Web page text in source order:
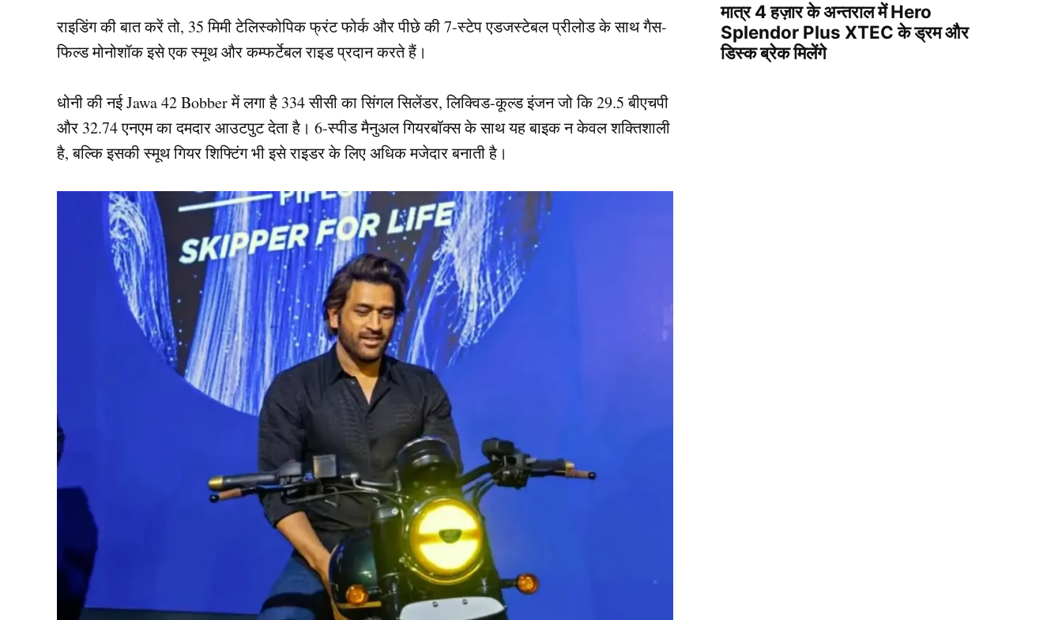
राइडिंग की बात करें तो, 35 मिमी टेलिस्कोपिक फ्रंट फोर्क और पीछे की 7-स्टेप एडजस्टेबल प्रीलोड के साथ गैस-
फिल्ड मोनोशॉक इसे एक स्मूथ और कम्फर्टेबल राइड प्रदान करते हैं।
धोनी की नई Jawa 42 Bobber में लगा है 334 सीसी का सिंगल सिलेंडर, लिक्विड-कूल्ड इंजन जो कि 29.5 बीएचपी
और 32.74 एनएम का दमदार आउटपुट देता है। 6-स्पीड मैनुअल गियरबॉक्स के साथ यह बाइक न केवल शक्तिशाली
है, बल्कि इसकी स्मूथ गियर शिफ्टिंग भी इसे राइडर के लिए अधिक मजेदार बनाती है।
मात्र 4 हज़ार के अन्तराल में Hero
Splendor Plus XTEC के ड्रम और
डिस्क ब्रेक मिलेंगे